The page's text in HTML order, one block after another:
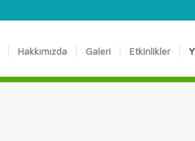
Hakkımızda Galeri Etkinlikler